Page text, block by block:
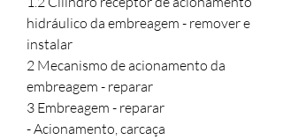
hidráulico da embreagem - remover e
instalar
2 Mecanismo de acionamento da
embreagem - reparar
3 Embreagem - reparar
- Acionamento, carcaça